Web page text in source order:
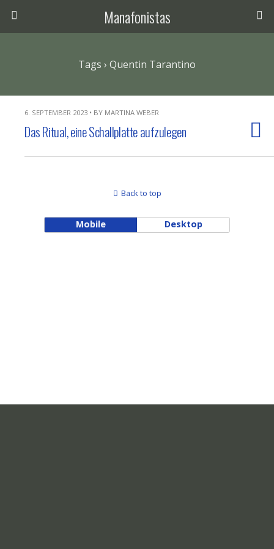
Manafonistas
Tags › Quentin Tarantino
6. SEPTEMBER 2023 • BY MARTINA WEBER
Das Ritual, eine Schallplatte aufzulegen
Back to top
Mobile Desktop